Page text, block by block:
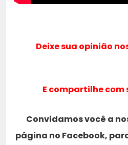
Deixe sua opinião
E compartilhe com
Convidamos você a
página no Facebook,